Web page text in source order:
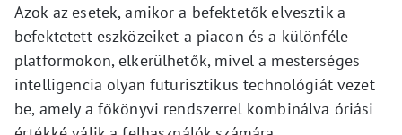
Azok az esetek, amikor a befektetők elvesztik a
befektetett eszközeiket a piacon és a különféle
platformokon, elkerülhetők, mivel a mesterséges
intelligencia olyan futurisztikus technológiát vezet
be, amely a főkönyvi rendszerrel kombinálva óriási